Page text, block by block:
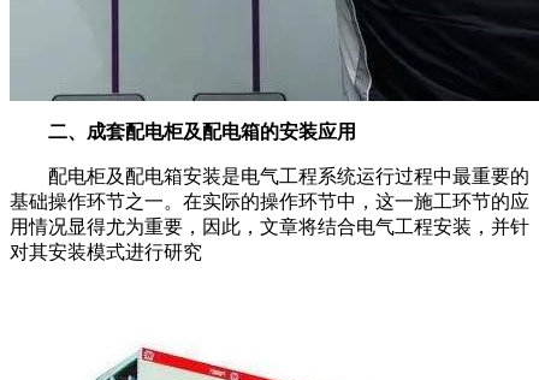
二、成套配电柜及配电箱的安装应用
配电柜及配电箱安装是电气工程系统运行过程中最重要的
基础操作环节之一。在实际的操作环节中，这一施工环节的应
用情况显得尤为重要，因此，文章将结合电气工程安装，并针
对其安装模式进行研究